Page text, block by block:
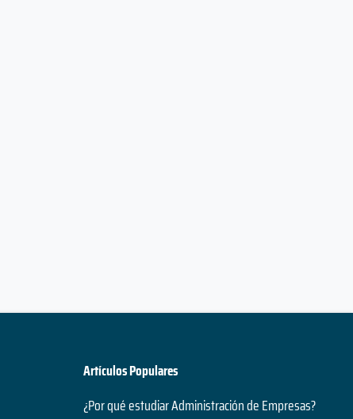
Artículos Populares
¿Por qué estudiar Administración de Empresas?